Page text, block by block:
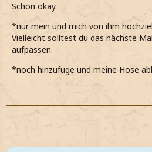
Schon okay.
*nur mein und mich von ihm
Vielleicht solltest du das nächste
aufpassen.
*noch hinzufüge und meine Hose